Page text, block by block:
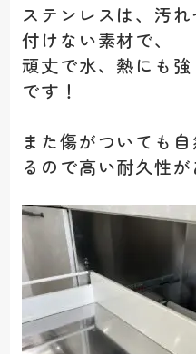
ステンレスは、汚
付けない素材で、
頑丈で水、熱にも
です！
また傷がついても
るので高い耐久性